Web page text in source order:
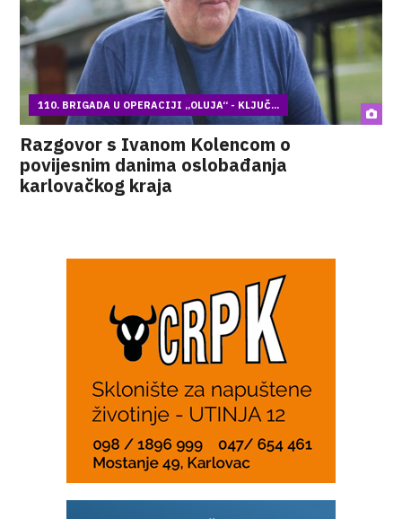
110. BRIGADA U OPERACIJI „OLUJA“ - KLJUČ...
Razgovor s Ivanom Kolencom o
povijesnim danima oslobađanja
karlovačkog kraja